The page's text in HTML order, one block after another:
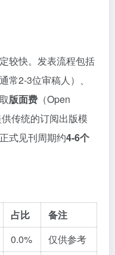
较快。发表流程包括
常2-3位审稿人）、
版面费 （Open
传统的订阅出版模
式见刊周期约4-6个
占比
备注
0.0% 仅供参考